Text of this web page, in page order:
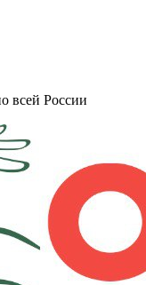
всей России